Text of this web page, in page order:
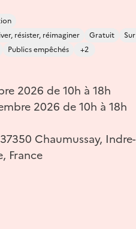
résister, réimaginer
Gratuit
Publics empêchés +2
2026 de 10h à 18h
2026 de 10h à 18h
Chaumussay,
France